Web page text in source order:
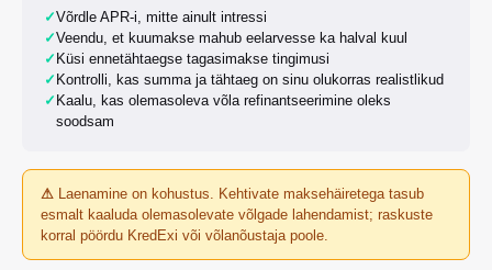
✓Võrdle APR-i, mitte ainult intressi
✓Veendu, et kuumakse mahub eelarvesse ka halval kuul
✓ Küsi ennetähtaegse tagasimakse tingimusi
✓ Kontrolli, kas summa ja tähtaeg on sinu olukorras realistlikud
✓ Kaalu, kas olemasoleva võla refinantseerimine oleks
soodsam
⚠ Laenamine on kohustus. Kehtivate maksehäiretega tasub
esmalt kaaluda olemasolevate võlgade lahendamist; raskuste
korral pöördu KredExi või võlanõustaja poole.